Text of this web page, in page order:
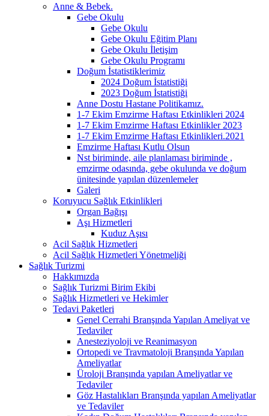
Anne & Bebek.
Gebe Okulu
Gebe Okulu
Gebe Okulu Eğitim Planı
Gebe Okulu İletişim
Gebe Okulu Programı
Doğum İstatistiklerimiz
2024 Doğum İstatistiği
2023 Doğum İstatistiği
Anne Dostu Hastane Politikamız.
1-7 Ekim Emzirme Haftası Etkinlikleri 2024
1-7 Ekim Emzirme Haftası Etkinlikler 2023
1-7 Ekim Emzirme Haftası Etkinlikleri.2021
Emzirme Haftası Kutlu Olsun
Nst biriminde, aile planlaması biriminde ,
emzirme odasında, gebe okulunda ve doğum
ünitesinde yapılan düzenlemeler
Galeri
Koruyucu Sağlık Etkinlikleri
Organ Bağışı
Aşı Hizmetleri
Kuduz Aşısı
Acil Sağlık Hizmetleri
Acil Sağlık Hizmetleri Yönetmeliği
Sağlık Turizmi
Hakkımızda
Sağlık Turizmi Birim Ekibi
Sağlık Hizmetleri ve Hekimler
Tedavi Paketleri
Genel Cerrahi Branşında Yapılan Ameliyat ve
Tedaviler
Anesteziyoloji ve Reanimasyon
Ortopedi ve Travmatoloji Branşında Yapılan
Ameliyatlar
Üroloji Branşında yapılan Ameliyatlar ve
Tedaviler
Göz Hastalıkları Branşında yapılan Ameliyatlar
ve Tedaviler